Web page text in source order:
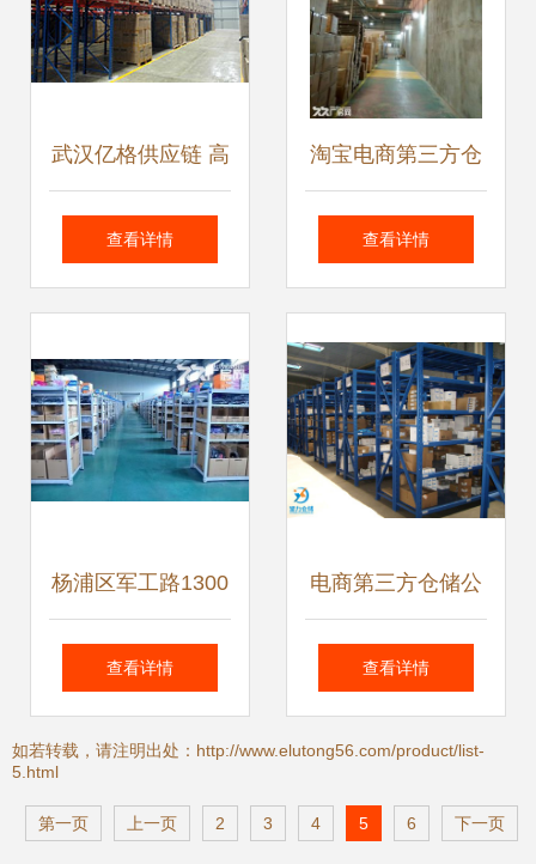
武汉亿格供应链 高
效仓储物流与专业
查看详情
淘宝电商第三方仓
库管理 优化仓储外
查看详情
杨浦区军工路1300
号仓库出租 专业物
查看详情
电商第三方仓储公
司 仓库出租与租赁
查看详情
如若转载，请注明出处：http://www.elutong56.com/product/list-
5.html
第一页 上一页 2 3 4 5 6 下一页